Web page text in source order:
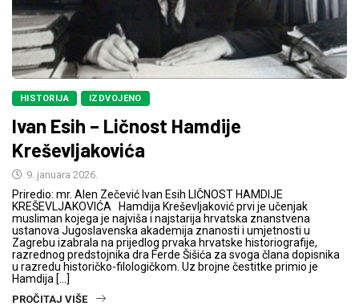
HISTORIJA IZDVOJENO
Ivan Esih – Ličnost Hamdije
Kreševljakovića
9. januara 2026.
Priredio: mr. Alen Zečević Ivan Esih LIČNOST HAMDIJE
KREŠEVLJAKOVIĆA Hamdija Kreševljaković prvi je učenjak
musliman kojega je najviša i najstarija hrvatska znanstvena
ustanova Jugoslavenska akademija znanosti i umjetnosti u
Zagrebu izabrala na prijedlog prvaka hrvatske historiografije,
razrednog predstojnika dra Ferde Šišića za svoga člana dopisnika
u razredu historičko-filologičkom. Uz brojne čestitke primio je
Hamdija […]
PROČITAJ VIŠE